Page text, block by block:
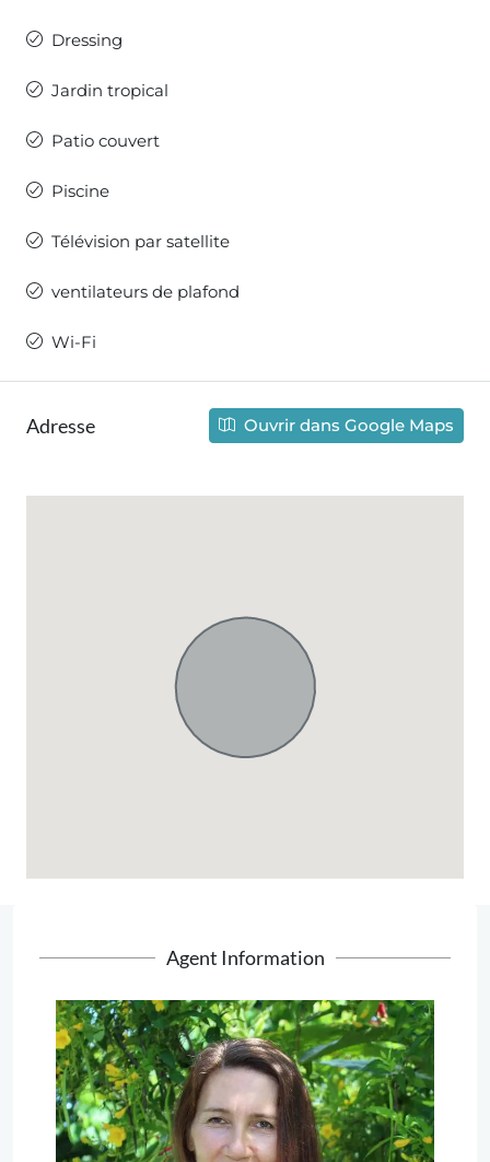
Dressing
Jardin tropical
Patio couvert
Piscine
Télévision par satellite
ventilateurs de plafond
Wi-Fi
Adresse Ouvrir dans Google Maps
Agent Information